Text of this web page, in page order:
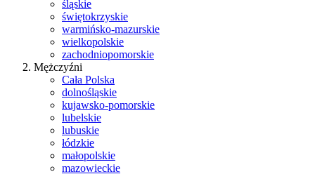
śląskie
świętokrzyskie
warmińsko-mazurskie
wielkopolskie
zachodniopomorskie
Mężczyźni
Cała Polska
dolnośląskie
kujawsko-pomorskie
lubelskie
lubuskie
łódzkie
małopolskie
mazowieckie